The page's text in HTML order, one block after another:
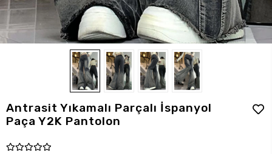
Antrasit Yıkamalı Parçalı İspanyol
Paça Y2K Pantolon